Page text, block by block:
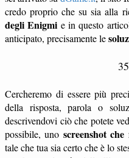
credo proprio che su sia alla
degli Enigmi e in questo
anticipato, precisamente le
Cercheremo di essere più
della risposta, parola o
descrivendovi ciò che potete
possibile, uno screenshot
tale che tua sia certo che è lo